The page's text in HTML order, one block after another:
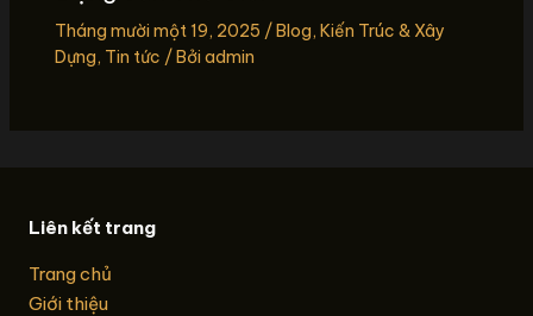
Tháng mười một 19, 2025 /Blog, Kiến Trúc & Xây
Dựng, Tin tức / Bởi admin
Liên kết trang
Trang chủ
Giới thiệu